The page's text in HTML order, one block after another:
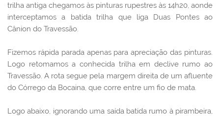
trilha antiga chegamos às pinturas rupestres às 14h20, aonde
interceptamos a batida trilha que liga Duas Pontes ao
Cânion do Travessão.
Fizemos rápida parada apenas para apreciação das pinturas.
Logo retomamos a conhecida trilha em declive rumo ao
Travessão. A rota segue pela margem direita de um afluente
do Córrego da Bocaina, que corre entre um fio de mata.
Logo abaixo, ignorando uma saída batida rumo à pirambeira,